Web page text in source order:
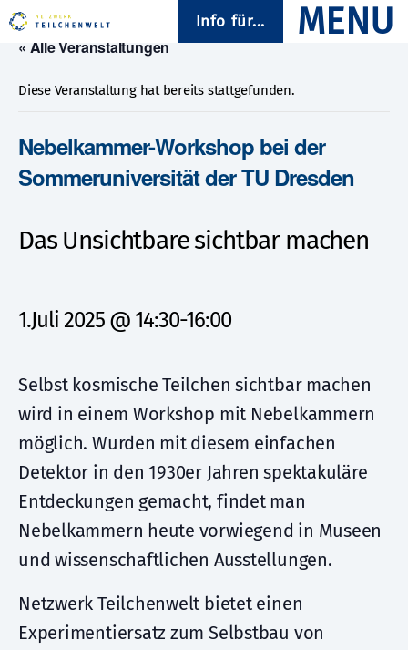
Info für...
« Alle Veranstaltungen
Diese Veranstaltung hat bereits stattgefunden.
Nebelkammer-Workshop bei der
Sommeruniversität der TU Dresden
Das Unsichtbare sichtbar machen
1.Juli 2025 @ 14:30-16:00
Selbst kosmische Teilchen sichtbar machen
wird in einem Workshop mit Nebelkammern
möglich. Wurden mit diesem einfachen
Detektor in den 1930er Jahren spektakuläre
Entdeckungen gemacht, findet man
Nebelkammern heute vorwiegend in Museen
und wissenschaftlichen Ausstellungen.
Netzwerk Teilchenwelt bietet einen
Experimentiersatz zum Selbstbau von